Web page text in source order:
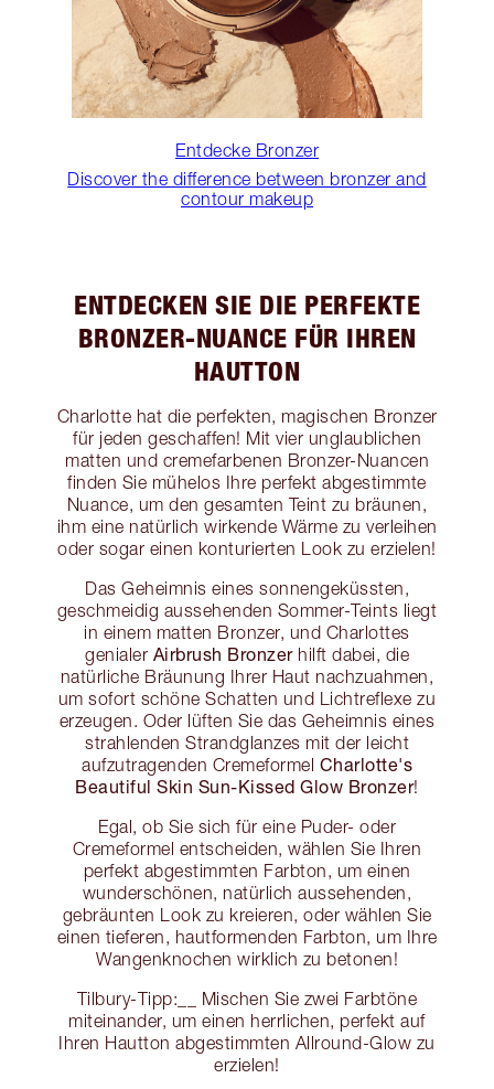
Entdecke Bronzer
Discover the difference between bronzer and
contour makeup
ENTDECKEN SIE DIE PERFEKTE
BRONZER-NUANCE FÜR IHREN
HAUTTON
Charlotte hat die perfekten, magischen Bronzer
für jeden geschaffen! Mit vier unglaublichen
matten und cremefarbenen Bronzer-Nuancen
finden Sie mühelos Ihre perfekt abgestimmte
Nuance, um den gesamten Teint zu bräunen,
ihm eine natürlich wirkende Wärme zu verleihen
oder sogar einen konturierten Look zu erzielen!
Das Geheimnis eines sonnengeküssten,
geschmeidig aussehenden Sommer-Teints liegt
in einem matten Bronzer, und Charlottes
genialer Airbrush Bronzerhilft dabei, die
natürliche Bräunung Ihrer Haut nachzuahmen,
um sofort schöne Schatten und Lichtreflexe zu
erzeugen. Oder lüften Sie das Geheimnis eines
strahlenden Strandglanzes mit der leicht
aufzutragenden Cremeformel Charlotte's
Beautiful Skin Sun-Kissed Glow Bronzer!
Egal, ob Sie sich für eine Puder- oder
Cremeformel entscheiden, wählen Sie Ihren
perfekt abgestimmten Farbton, um einen
wunderschönen, natürlich aussehenden,
gebräunten Look zu kreieren, oder wählen Sie
einen tieferen, hautformenden Farbton, um Ihre
Wangenknochen wirklich zu betonen!
Tilbury-Tipp:__ Mischen Sie zwei Farbtöne
miteinander, um einen herrlichen, perfekt auf
Ihren Hautton abgestimmten Allround-Glow zu
erzielen!